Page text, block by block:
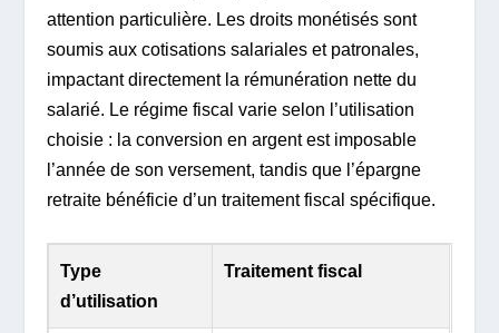
attention particulière. Les droits monétisés sont
soumis aux cotisations salariales et patronales,
impactant directement la rémunération nette du
salarié. Le régime fiscal varie selon l’utilisation
choisie : la conversion en argent est imposable
l’année de son versement, tandis que l’épargne
retraite bénéficie d’un traitement fiscal spécifique.
Type
d’utilisation
Traitement fiscal